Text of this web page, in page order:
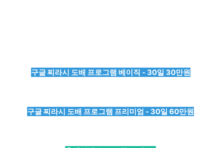
구글 찌라시 도배 프로그램 베이직 - 30일 30만원
구글 찌라시 도배 프로그램 프리미엄 - 30일 60만원